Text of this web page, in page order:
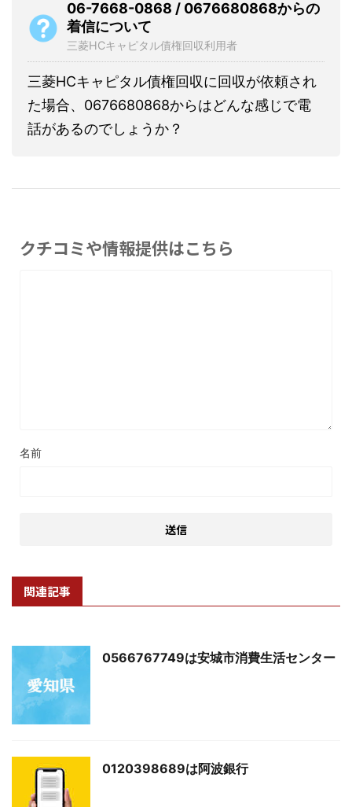
06-7668-0868 / 0676680868からの
着信について
三菱HCキャピタル債権回収利用者
三菱HCキャピタル債権回収に回収が依頼され
た場合、0676680868からはどんな感じで電
話があるのでしょうか？
クチコミや情報提供はこちら
名前
関連記事
0566767749は安城市消費生活センター
0120398689は阿波銀行